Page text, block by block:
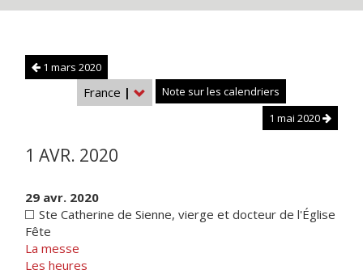
1 mars 2020
France |
Note sur les calendriers
1 mai 2020
1 AVR. 2020
29 avr. 2020
Ste Catherine de Sienne, vierge et docteur de l'Église
Fête
La messe
Les heures